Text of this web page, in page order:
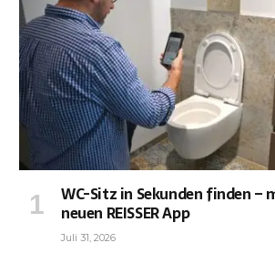
WC-Sitz in Sekunden finden –
neuen REISSER App
Juli 31, 2026